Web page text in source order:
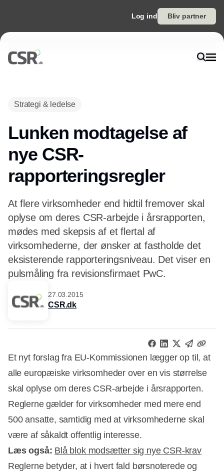
Log ind Bliv partner
Strategi & ledelse
Lunken modtagelse af
nye CSR-
rapporteringsregler
At flere virksomheder end hidtil fremover skal
oplyse om deres CSR-arbejde i årsrapporten,
mødes med skepsis af et flertal af
virksomhederne, der ønsker at fastholde det
eksisterende rapporteringsniveau. Det viser en
pulsmåling fra revisionsfirmaet PwC.
27.03.2015
CSR.dk
Et nyt forslag fra EU-Kommissionen lægger op til, at
alle europæiske virksomheder over en vis størrelse
skal oplyse om deres CSR-arbejde i årsrapporten.
Reglerne gælder for virksomheder med mere end
500 ansatte, samtidig med at virksomhederne skal
være af såkaldt offentlig interesse.
Læs også: Blå blok modsætter sig nye CSR-krav
Reglerne betyder, at i hvert fald børsnoterede og